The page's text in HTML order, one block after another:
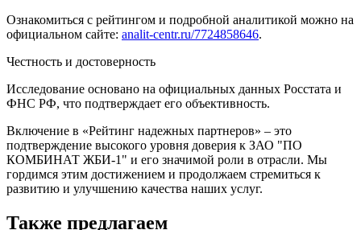
Ознакомиться с рейтингом и подробной аналитикой можно на
официальном сайте: analit-centr.ru/7724858646.
Честность и достоверность
Исследование основано на официальных данных Росстата и
ФНС РФ, что подтверждает его объективность.
Включение в «Рейтинг надежных партнеров» – это
подтверждение высокого уровня доверия к ЗАО "ПО
КОМБИНАТ ЖБИ-1" и его значимой роли в отрасли. Мы
гордимся этим достижением и продолжаем стремиться к
развитию и улучшению качества наших услуг.
Также предлагаем